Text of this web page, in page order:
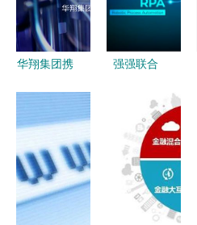
厂管理系统
的售后服务
与技术服务
密码
华翔集团携
元
强强联合
毕马威携
手，以
RPA+AI赋
能金融等行
业数字化转